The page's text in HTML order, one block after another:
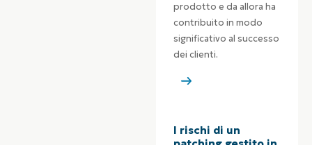
prodotto e da allora ha
contribuito in modo
significativo al successo
dei clienti.
I rischi di un